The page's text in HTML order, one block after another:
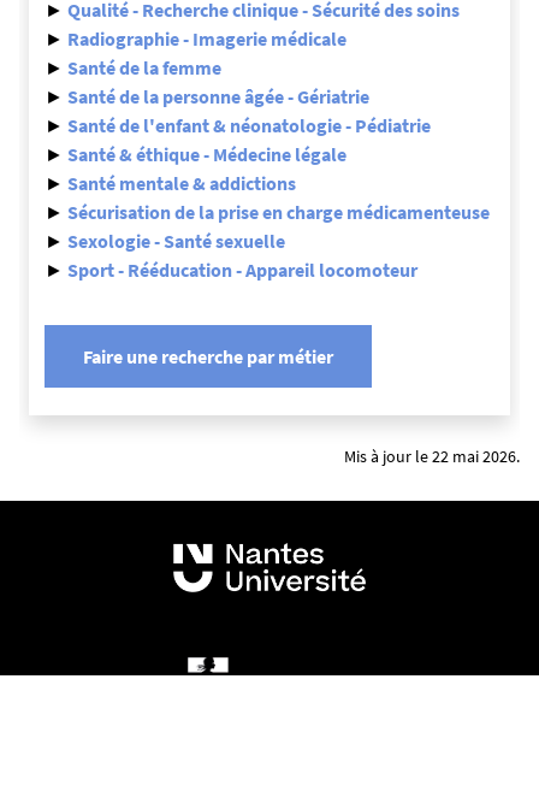
► Qualité - Recherche clinique - Sécurité des soins
► Radiographie - Imagerie médicale
► Santé de la femme
► Santé de la personne âgée - Gériatrie
► Santé de l'enfant & néonatologie - Pédiatrie
► Santé & éthique - Médecine légale
► Santé mentale & addictions
► Sécurisation de la prise en charge médicamenteuse
► Sexologie - Santé sexuelle
► Sport - Rééducation - Appareil locomoteur
Faire une recherche par métier
Mis à jour le 22 mai 2026.